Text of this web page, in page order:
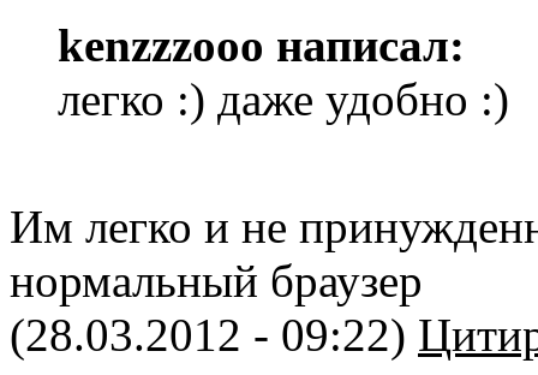
kenzzzooo написал:
легко :) даже удобно :)
Им легко и не
нормальный браузер
(28.03.2012 - 09:22)